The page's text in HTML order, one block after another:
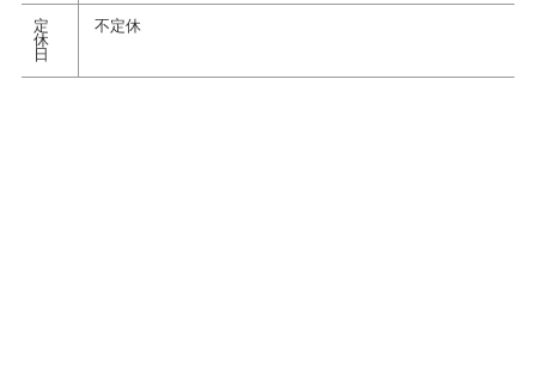
定
休
日
不定休